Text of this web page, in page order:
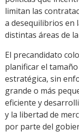
limitan las
a desequilibrios en
distintas áreas de
El precandidato
planificar el
estratégica, sin
grande o más
eficiente y
y la libertad de
por parte del